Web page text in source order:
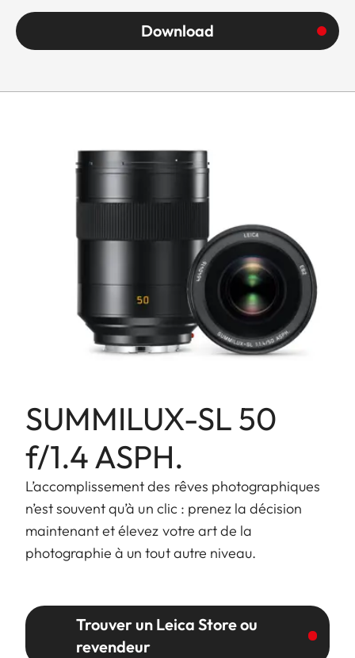
Download
SUMMILUX-SL 50
f/1.4 ASPH.
L’accomplissement des rêves photographiques
n’est souvent qu’à un clic : prenez la décision
maintenant et élevez votre art de la
photographie à un tout autre niveau.
Trouver un Leica Store ou
revendeur